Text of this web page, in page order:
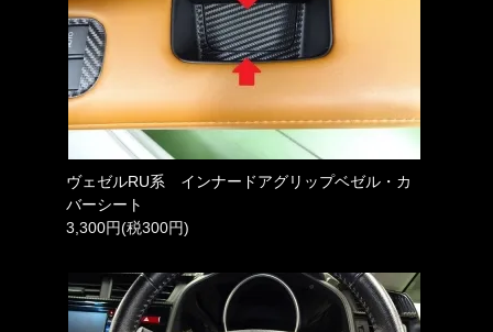
ヴェゼルRU系 インナードアグリップベゼル・カ
バーシート
3,300円(税300円)